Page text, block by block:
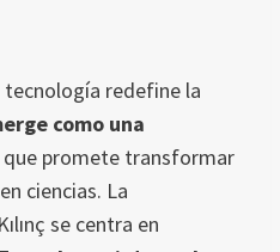
redefine la
como una
que promete transformar
ciencias. La
se centra en